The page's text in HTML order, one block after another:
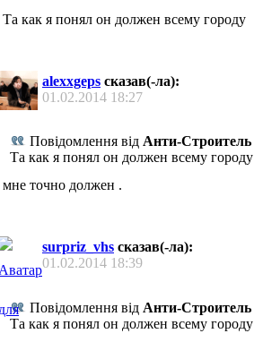
Та как я понял он должен всему городу
alexxgeps сказав(-ла):
01.02.2014 18:27
Повідомлення від Анти-Строитель
Та как я понял он должен всему городу
мне точно должен .
surpriz_vhs сказав(-ла):
01.02.2014 18:39
Повідомлення від Анти-Строитель
Та как я понял он должен всему городу